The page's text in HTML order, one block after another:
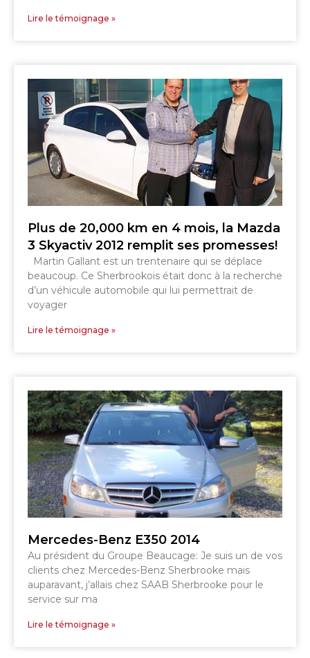
Lire le témoignage »
Plus de 20,000 km en 4 mois, la Mazda
3 Skyactiv 2012 remplit ses promesses!
Martin Gallant est un trentenaire qui se déplace
beaucoup. Ce Sherbrookois était donc à la recherche
d’un véhicule automobile qui lui permettrait de
voyager
Lire le témoignage »
Mercedes-Benz E350 2014
Au président du Groupe Beaucage: Je suis un de vos
clients chez Mercedes-Benz Sherbrooke mais
auparavant, j’allais chez SAAB Sherbrooke pour le
service sur ma
Lire le témoignage »
DRUMMONDVILLE
COWANSVILLE
SHERBROOKE
ST-HYACINTHE
GRANBY
VICTORIAVILLE
SHERBROOKE
GRANBY
MAGOG
ST-HYACINTHE